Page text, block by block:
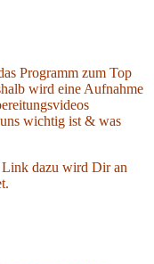
Programm zum Top
wird eine Aufnahme
wichtig ist & was
dazu wird Dir an